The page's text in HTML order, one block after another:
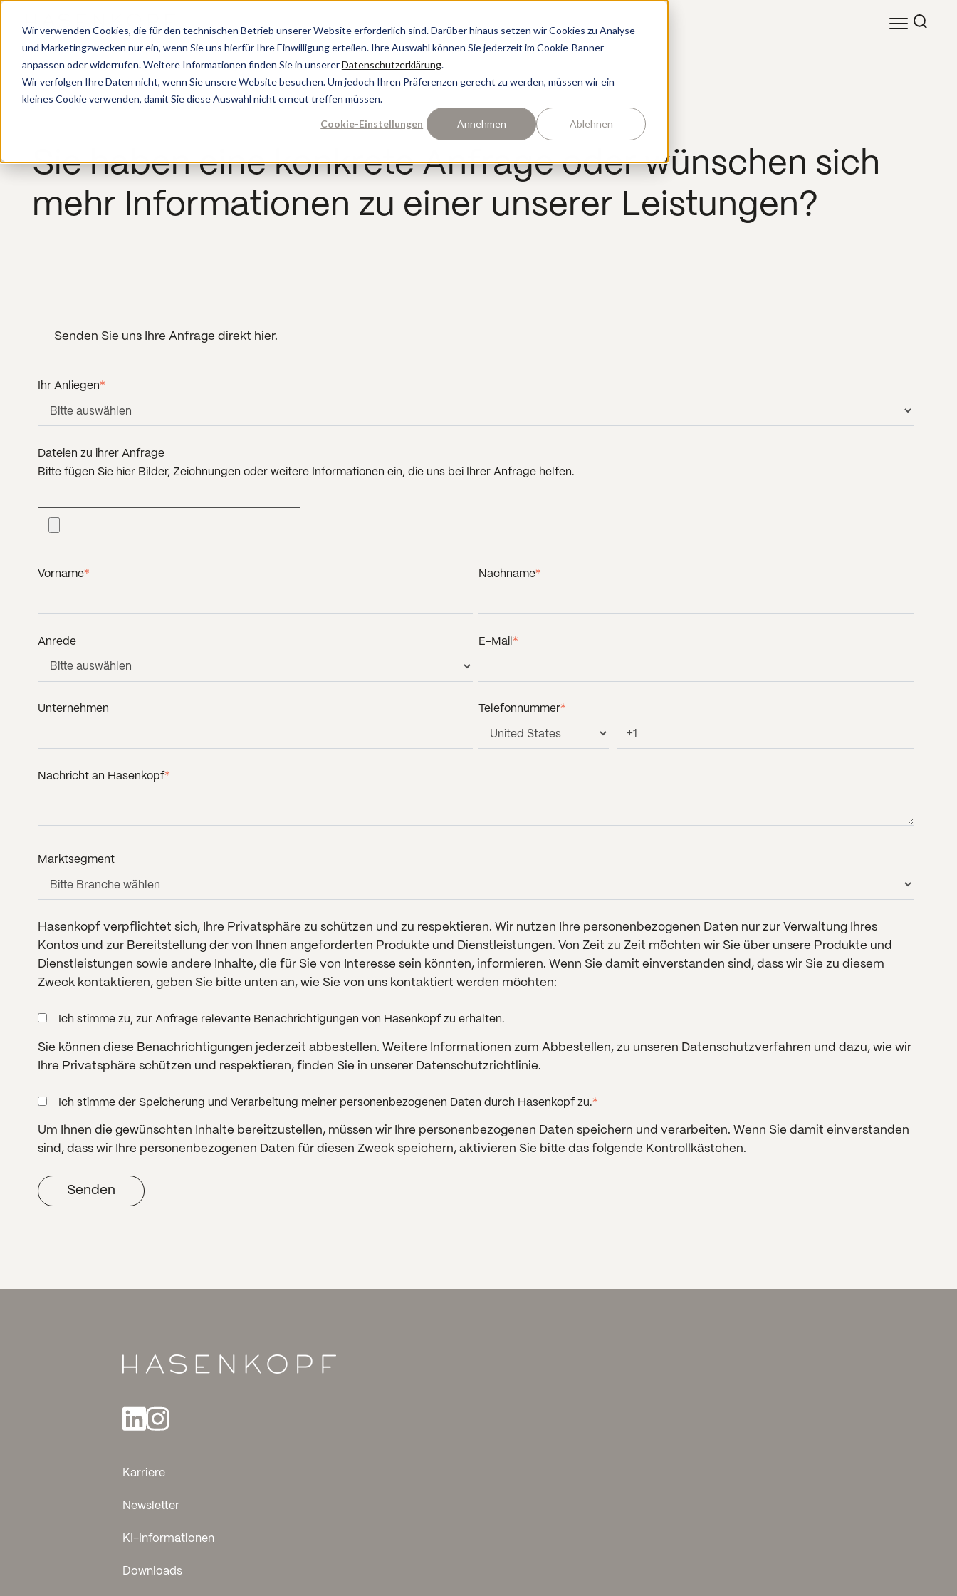
Wir verwenden Cookies, die für den technischen Betrieb unserer Website erforderlich sind. Darüber hinaus setzen wir Cookies zu Analyse-
und Marketingzwecken nur ein, wenn Sie uns hierfür Ihre Einwilligung erteilen. Ihre Auswahl können Sie jederzeit im Cookie-Banner
anpassen oder widerrufen. Weitere Informationen finden Sie in unsererDatenschutzerklärung.
Wir verfolgen Ihre Daten nicht, wenn Sie unsere Website besuchen. Um jedoch Ihren Präferenzen gerecht zu werden, müssen wir ein
kleines Cookie verwenden, damit Sie diese Auswahl nicht erneut treffen müssen.
Cookie-Einstellungen Annehmen Ablehnen
Sie haben eine konkrete Anfrage oder wünschen sich
mehr Informationen zu einer unserer Leistungen?
Senden Sie uns Ihre Anfrage direkt hier.
Ihr Anliegen*
Dateien zu ihrer Anfrage
Bitte fügen Sie hier Bilder, Zeichnungen oder weitere Informationen ein, die uns bei Ihrer Anfrage helfen.
Vorname* Nachname*
Anrede E-Mail *
Unternehmen Telefonnummer*
Nachricht an Hasenkopf*
Marktsegment
Hasenkopf verpflichtet sich, Ihre Privatsphäre zu schützen und zu respektieren. Wir nutzen Ihre personenbezogenen Daten nur zur Verwaltung Ihres
Kontos und zur Bereitstellung der von Ihnen angeforderten Produkte und Dienstleistungen. Von Zeit zu Zeit möchten wir Sie über unsere Produkte und
Dienstleistungen sowie andere Inhalte, die für Sie von Interesse sein könnten, informieren. Wenn Sie damit einverstanden sind, dass wir Sie zu diesem
Zweck kontaktieren, geben Sie bitte unten an, wie Sie von uns kontaktiert werden möchten:
Ich stimme zu, zur Anfrage relevante Benachrichtigungen von Hasenkopf zu erhalten.
Sie können diese Benachrichtigungen jederzeit abbestellen. Weitere Informationen zum Abbestellen, zu unseren Datenschutzverfahren und dazu, wie wir
Ihre Privatsphäre schützen und respektieren, finden Sie in unserer Datenschutzrichtlinie.
Ich stimme der Speicherung und Verarbeitung meiner personenbezogenen Daten durch Hasenkopf zu.*
Um Ihnen die gewünschten Inhalte bereitzustellen, müssen wir Ihre personenbezogenen Daten speichern und verarbeiten. Wenn Sie damit einverstanden
sind, dass wir Ihre personenbezogenen Daten für diesen Zweck speichern, aktivieren Sie bitte das folgende Kontrollkästchen.
Karriere
Newsletter
KI-Informationen
Downloads